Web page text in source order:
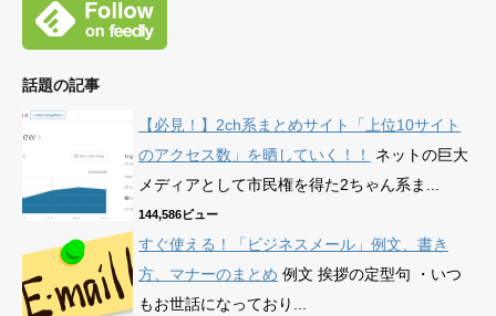
話題の記事
【必見！】2ch系まとめサイト「上位10サイト
のアクセス数」を晒していく！！
ネットの巨大
メディアとして市民権を得た2ちゃん系ま...
144,586ビュー
すぐ使える！「ビジネスメール」例文、書き
方、マナーのまとめ 例文 挨拶の定型句 ・いつ
もお世話になっており...